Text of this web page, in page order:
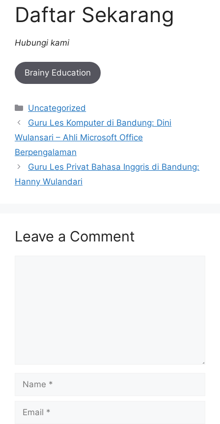
Daftar Sekarang
Hubungi kami
Brainy Education
Categories
Uncategorized
Guru Les Komputer di Bandung: Dini
Wulansari – Ahli Microsoft Office
Berpengalaman
Guru Les Privat Bahasa Inggris di Bandung:
Hanny Wulandari
Leave a Comment